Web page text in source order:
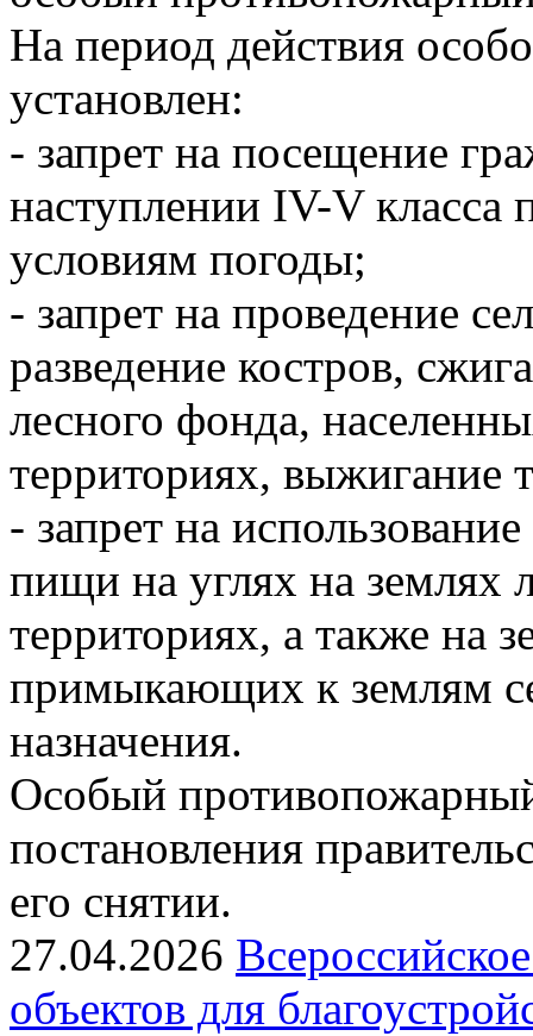
На период действия
установлен:
- запрет на посещение
наступлении IV-V класса
условиям погоды;
- запрет на проведение
разведение костров,
лесного фонда,
территориях, выжигание
- запрет на
пищи на углях на землях
территориях, а также на
примыкающих к землям
назначения.
Особый
постановления
его снятии.
27.04.2026
объектов для